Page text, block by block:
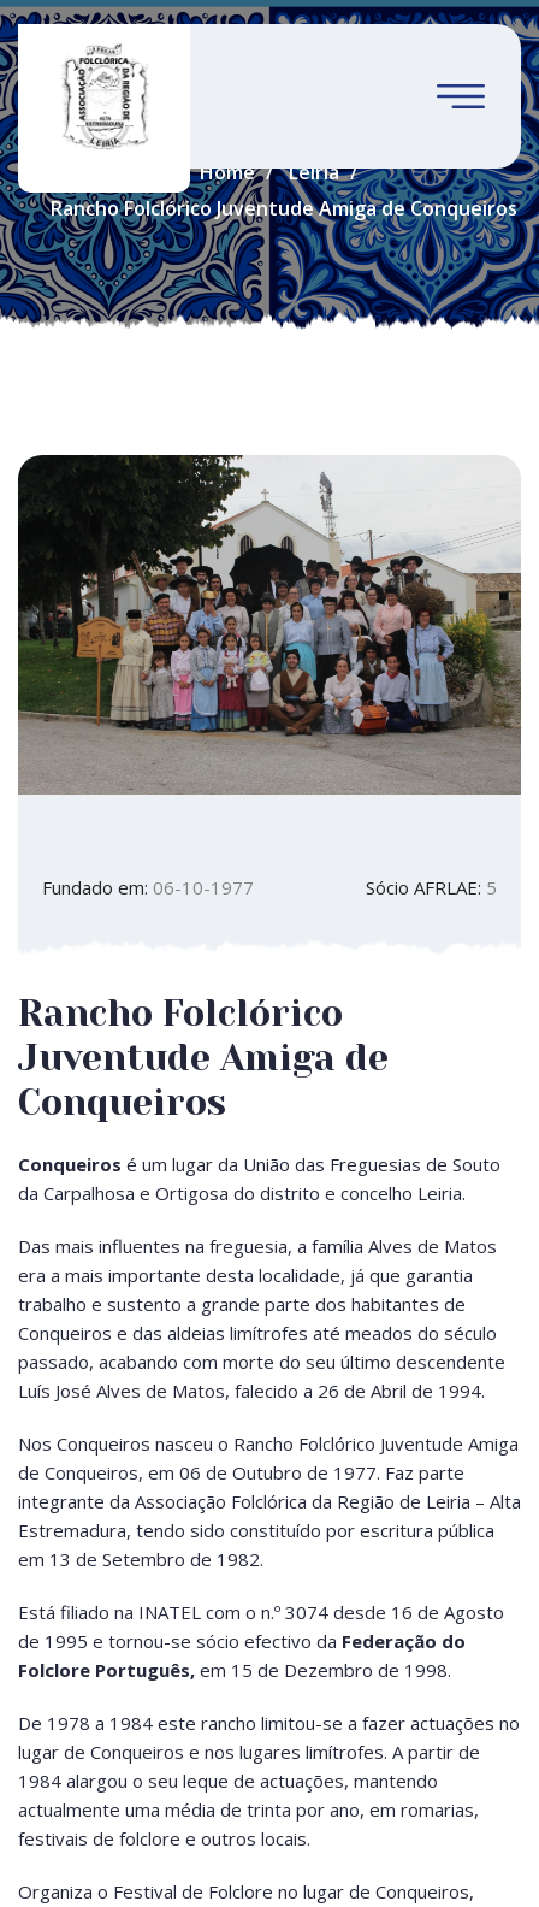
Home
Leiria
Rancho Folclórico Juventude Amiga de Conqueiros
Fundado em: 06-10-1977 Sócio AFRLAE: 5
Rancho Folclórico
Juventude Amiga de
Conqueiros
Conqueiros é um lugar da União das Freguesias de Souto
da Carpalhosa e Ortigosa do distrito e concelho Leiria.
Das mais influentes na freguesia, a família Alves de Matos
era a mais importante desta localidade, já que garantia
trabalho e sustento a grande parte dos habitantes de
Conqueiros e das aldeias limítrofes até meados do século
passado, acabando com morte do seu último descendente
Luís José Alves de Matos, falecido a 26 de Abril de 1994.
Nos Conqueiros nasceu o Rancho Folclórico Juventude Amiga
de Conqueiros, em 06 de Outubro de 1977. Faz parte
integrante da Associação Folclórica da Região de Leiria – Alta
Estremadura, tendo sido constituído por escritura pública
em 13 de Setembro de 1982.
Está filiado na INATEL com o n.º 3074 desde 16 de Agosto
de 1995 e tornou-se sócio efectivo da Federação do
Folclore Português, em 15 de Dezembro de 1998.
De 1978 a 1984 este rancho limitou-se a fazer actuações no
lugar de Conqueiros e nos lugares limítrofes. A partir de
1984 alargou o seu leque de actuações, mantendo
actualmente uma média de trinta por ano, em romarias,
festivais de folclore e outros locais.
Organiza o Festival de Folclore no lugar de Conqueiros,